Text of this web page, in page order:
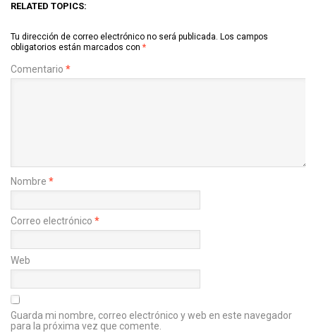
RELATED TOPICS:
Tu dirección de correo electrónico no será publicada. Los campos
obligatorios están marcados con *
Comentario *
Nombre *
Correo electrónico *
Web
Guarda mi nombre, correo electrónico y web en este navegador
para la próxima vez que comente.